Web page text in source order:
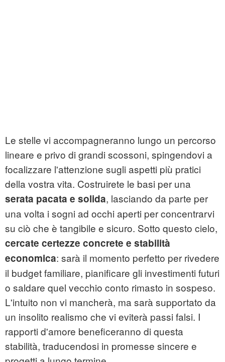
Le stelle vi accompagneranno lungo un percorso
lineare e privo di grandi scossoni, spingendovi a
focalizzare l'attenzione sugli aspetti più pratici
della vostra vita. Costruirete le basi per una
serata pacata e solida, lasciando da parte per
una volta i sogni ad occhi aperti per concentrarvi
su ciò che è tangibile e sicuro. Sotto questo cielo,
cercate certezze concrete e stabilità
economica: sarà il momento perfetto per rivedere
il budget familiare, pianificare gli investimenti futuri
o saldare quel vecchio conto rimasto in sospeso.
L'intuito non vi mancherà, ma sarà supportato da
un insolito realismo che vi eviterà passi falsi. I
rapporti d'amore beneficeranno di questa
stabilità, traducendosi in promesse sincere e